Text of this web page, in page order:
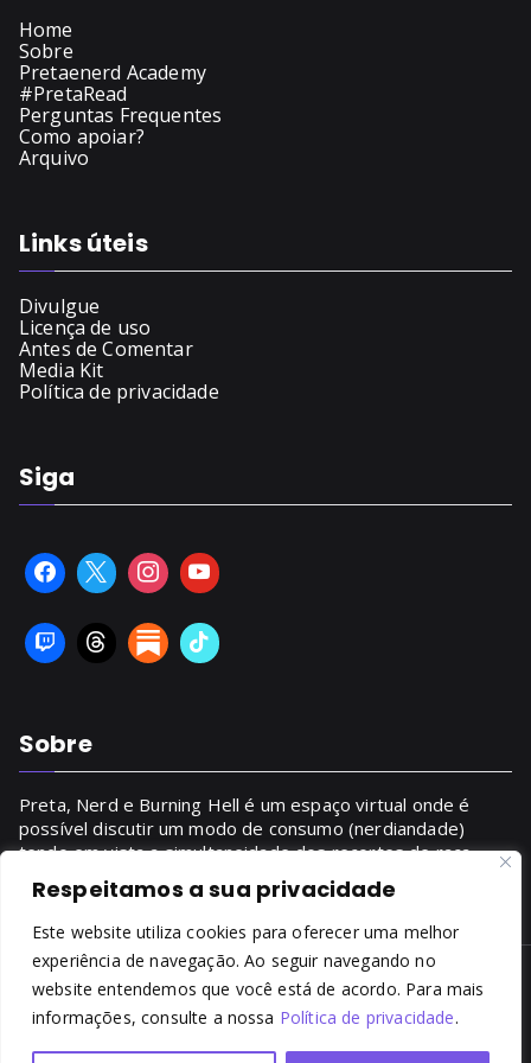
Respeitamos a sua privacidade
Este website utiliza cookies para oferecer uma melhor
experiência de navegação. Ao seguir navegando no
website entendemos que você está de acordo. Para mais
informações, consulte a nossa Política de privacidade.
Home
Sobre
Pretaenerd Academy
#PretaRead
Perguntas Frequentes
Como apoiar?
Arquivo
Links úteis
Divulgue
Licença de uso
Antes de Comentar
Media Kit
Política de privacidade
Siga
Sobre
Preta, Nerd e Burning Hell é um espaço virtual onde é
possível discutir um modo de consumo (nerdiandade)
tendo em vista a simultaneidade dos recortes de raça,
gênero, classe.
SAIBA MAIS
Copyright © 2014 - 2026 Preta, Nerd & Burning Hell . Todos
os direitos reservados. É proibida a reprodução, total ou